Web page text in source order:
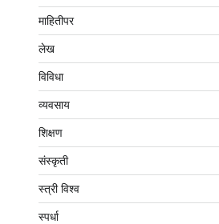
माहितीपर
लेख
विविधा
व्यवसाय
शिक्षण
संस्कृती
स्त्री विश्व
स्पर्धा